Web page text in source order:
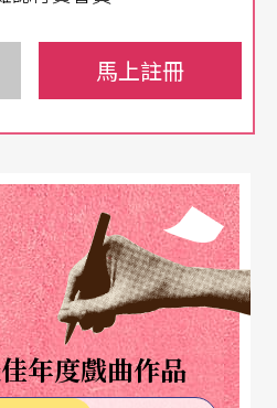
微無比的極弱音表現出主
遠，或深藏在內心的意象
靈日記。這具象化後的《夜
代藝術的風貌，有時以抽象
對比極大的稜角取代抒情
流暢（如#C小調Op.15之2便
恐怕連蕭邦聽了也會心一
從頭到腳的肢體都在演出
馬上註冊
年度戲曲作品